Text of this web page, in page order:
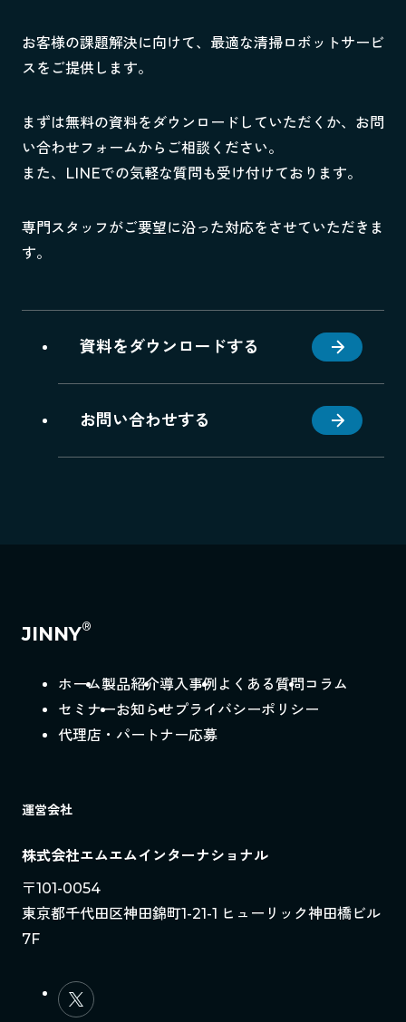
お客様の課題解決に向けて、最適な清掃ロボットサービ
スをご提供します。
まずは無料の資料をダウンロードしていただくか、お問
い合わせフォームからご相談ください。
また、LINEでの気軽な質問も受け付けております。
専門スタッフがご要望に沿った対応をさせていただきま
す。
資料をダウンロードする
お問い合わせする
JINNY®
ホーム製品紹介導入事例 よくある質問 コラム
セミナーお知らせ プライバシーポリシー
代理店・パートナー応募
運営会社
株式会社エムエムインターナショナル
〒101-0054
東京都千代田区神田錦町1-21-1 ヒューリック神田橋ビル
7F